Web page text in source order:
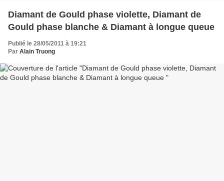
Diamant de Gould phase violette, Diamant de
Gould phase blanche & Diamant à longue queue
Publié le 28/05/2011 à 19:21
Par Alain Truong